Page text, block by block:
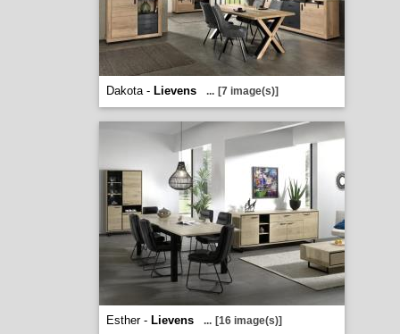
Dakota - Lievens ... [7 image(s)]
Esther - Lievens ... [16 image(s)]